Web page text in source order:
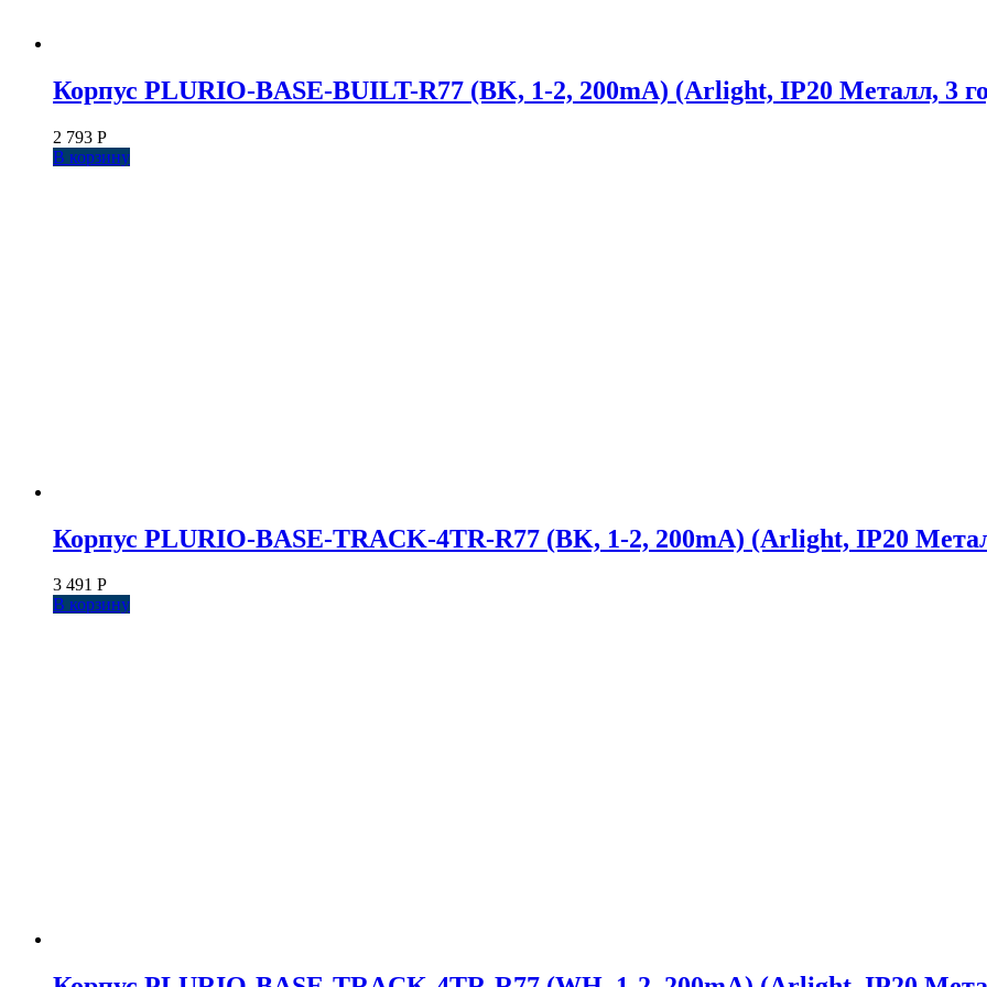
Корпус PLURIO-BASE-BUILT-R77 (BK, 1-2, 200mA) (Arlight, IP20 Металл, 3
2 793 Р
В корзину
Корпус PLURIO-BASE-TRACK-4TR-R77 (BK, 1-2, 200mA) (Arlight, IP20
3 491 Р
В корзину